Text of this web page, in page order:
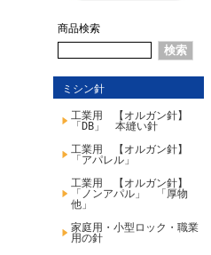
商品検索
ミシン針
工業用 【オルガン針】
「DB」 本縫い針
工業用 【オルガン針】
「アパレル」
工業用 【オルガン針】
「ノンアパル」 「厚物
他」
家庭用・小型ロック・職業
用の針